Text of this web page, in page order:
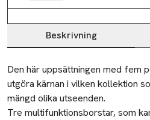
Beskrivning
Beskrivning
Den här uppsättningen med fem
utgöra kärnan i vilken kollektion
mängd olika utseenden.
Tre multifunktionsborstar, som